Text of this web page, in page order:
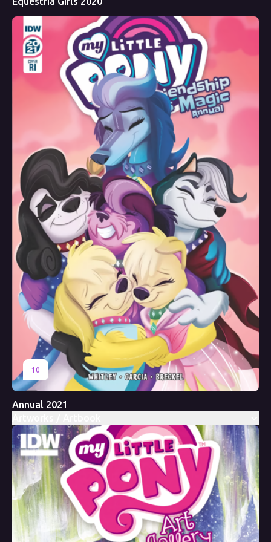
10
Annual 2021